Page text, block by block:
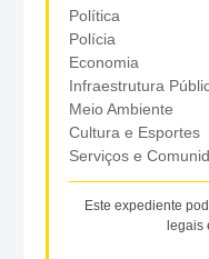
Política
Polícia
Economia
Infraestrutura
Meio Ambiente
Cultura e Esportes
Serviços e
Este expediente
legais